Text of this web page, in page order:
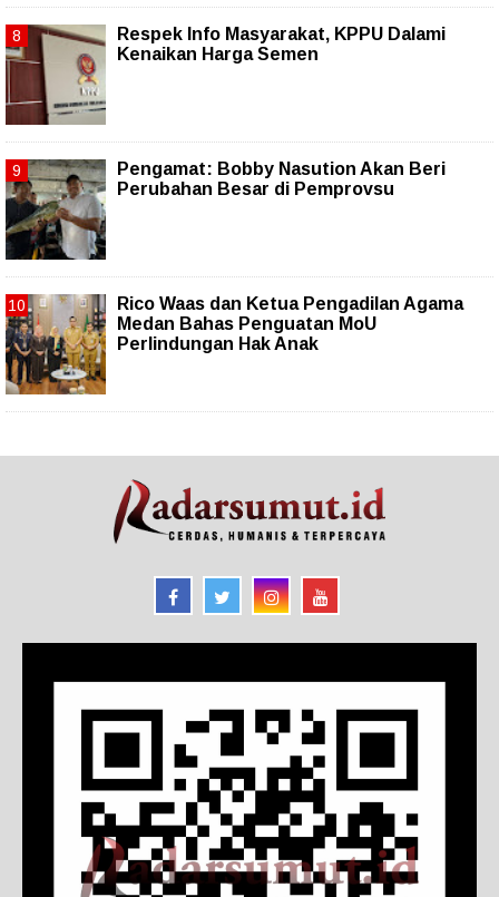
Respek Info Masyarakat, KPPU Dalami
Kenaikan Harga Semen
Pengamat: Bobby Nasution Akan Beri
Perubahan Besar di Pemprovsu
Rico Waas dan Ketua Pengadilan Agama
Medan Bahas Penguatan MoU
Perlindungan Hak Anak